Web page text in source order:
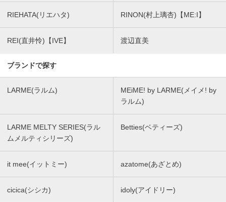
RIEHATA(リエハタ) RINON(村上璃杏)【ME:I】
REI(直井怜)【IVE】 渡辺直美
ブランドで探す
LARME(ラルム)
MEiME! by LARME(メイメ! by
ラルム)
LARME MELTY SERIES(ラル
ムメルティシリーズ)
Betties(ベティーズ)
it mee(イットミー) azatome(あざとめ)
cicica(シシカ) idoly(アイドリー)